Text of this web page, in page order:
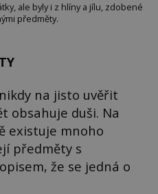
ale byly i z hlíny a jílu, zdobené
předměty.
na jisto uvěřit
obsahuje duši. Na
existuje mnoho
předměty s
že se jedná o